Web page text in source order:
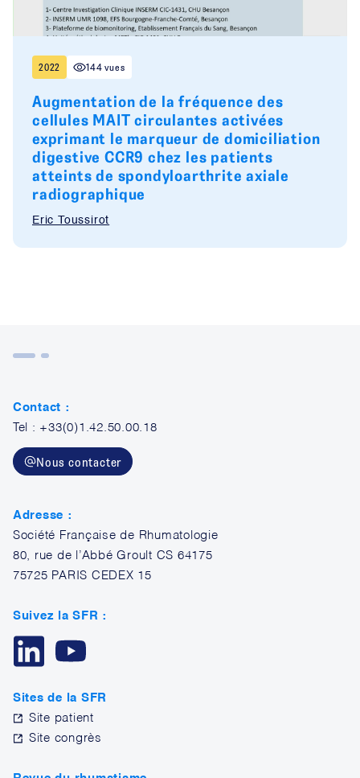
2022 144 vues
Augmentation de la fréquence des
cellules MAIT circulantes activées
exprimant le marqueur de domiciliation
digestive CCR9 chez les patients
atteints de spondyloarthrite axiale
radiographique
Eric Toussirot
Contact :
Tel : +33(0)1.42.50.00.18
Nous contacter
Adresse :
Société Française de Rhumatologie
80, rue de l’Abbé Groult CS 64175
75725 PARIS CEDEX 15
Suivez la SFR :
Sites de la SFR
Site patient
Site congrès